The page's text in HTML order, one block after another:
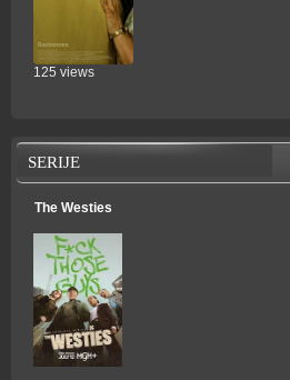
125 views
SERIJE
The Westies